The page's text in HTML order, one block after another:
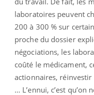
laboratoires peuvent
200 à 300 % sur
proche du dossier
négociations, les
coûté le médicament,
actionnaires,
… L’ennui, c’est